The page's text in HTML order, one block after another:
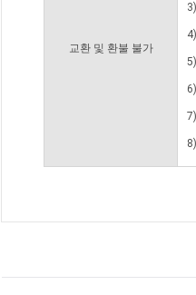
교환 및 환불 불가